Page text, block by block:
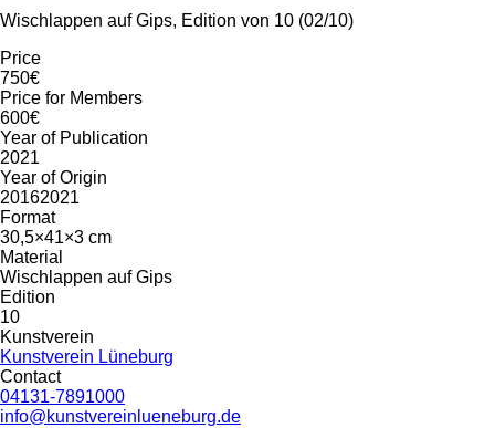
Wischlappen auf Gips, Edition von 10 (02/10)
Price
750€
Price for Members
600€
Year of Publication
2021
Year of Origin
20162021
Format
30,5×41×3 cm
Material
Wischlappen auf Gips
Edition
10
Kunstverein
Kunstverein Lüneburg
Contact
04131-7891000
info@kunstvereinlueneburg.de